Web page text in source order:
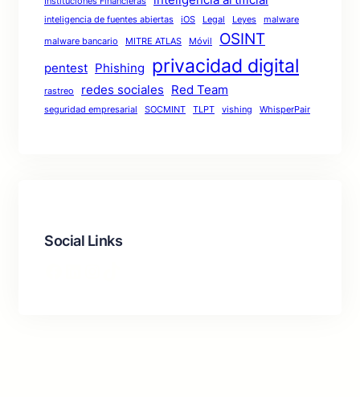
inteligencia de fuentes abiertas iOS Legal Leyes malware
malware bancario MITRE ATLAS Móvil OSINT
pentest Phishing privacidad digital
rastreo redes sociales Red Team
seguridad empresarial SOCMINT TLPT vishing WhisperPair
Social Links